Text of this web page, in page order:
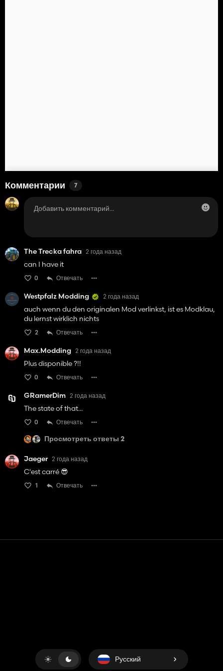
Комментарии 7
The Trecka fahra 2 года назад
can I have it
0 Отвечать
Westpfalz Modding 2 года назад
auch wenn du den originalen Mod verlinkst, ist es Modklau,
du lernst wirklich nichts
2 Отвечать
Max.Modding 2 года назад
Plus disponible ?!!
0 Отвечать
GRamerDim 2 года назад
The state of that...
0 Отвечать
Просмотреть ответы 2
Jaeger 2 года назад
C'est carré 😎
1 Отвечать
Русский